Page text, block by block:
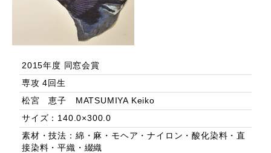
2015年度 同窓会賞
専攻 4回生
松宮 恵子 MATSUMIYA Keiko
サイズ：140.0×300.0
素材・技法：綿・麻・モヘア・ナイロン・酸化染料・直
接染料・平織・綴織